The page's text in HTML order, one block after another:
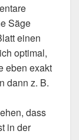
Säge
einen
optimal,
eben exakt
dann z. B.
dass
in der